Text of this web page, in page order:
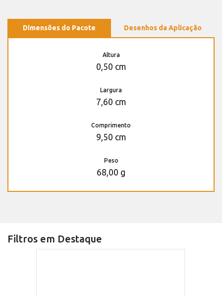
Dimensões do Pacote Desenhos da Aplicação
Altura
0,50 cm
Largura
7,60 cm
Comprimento
9,50 cm
Peso
68,00 g
Filtros em Destaque